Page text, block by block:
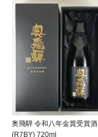
奥飛騨 令和八年金賞受賞酒
(R7BY) 720ml